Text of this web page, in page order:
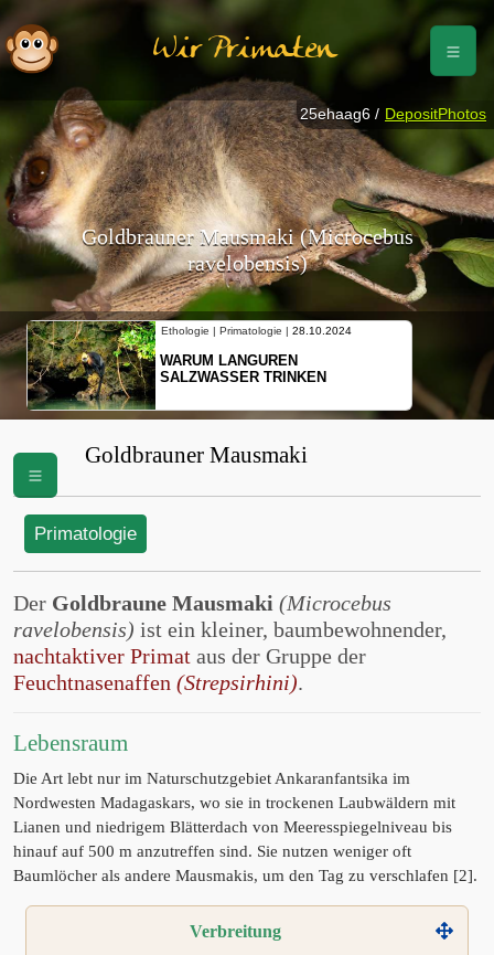
Wir Primaten
Goldbrauner Mausmaki (Microcebus
ravelobensis)
Ethologie | Primatologie |28.10.2024
WARUM LANGUREN
SALZWASSER TRINKEN
25ehaag6 / DepositPhotos
Goldbrauner Mausmaki
Primatologie
Der Goldbraune Mausmaki (Microcebus
ravelobensis) ist ein kleiner, baumbewohnender,
nachtaktiver Primat aus der Gruppe der
Feuchtnasenaffen (Strepsirhini).
Lebensraum
Die Art lebt nur im Naturschutzgebiet Ankaranfantsika im
Nordwesten Madagaskars, wo sie in trockenen Laubwäldern mit
Lianen und niedrigem Blätterdach von Meeresspiegelniveau bis
hinauf auf 500 m anzutreffen sind. Sie nutzen weniger oft
Baumlöcher als andere Mausmakis, um den Tag zu verschlafen [2].
Verbreitung